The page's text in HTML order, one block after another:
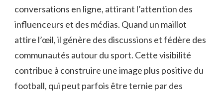
conversations en ligne, attirant l’attention des
influenceurs et des médias. Quand un maillot
attire l’œil, il génère des discussions et fédère des
communautés autour du sport. Cette visibilité
contribue à construire une image plus positive du
football, qui peut parfois être ternie par des